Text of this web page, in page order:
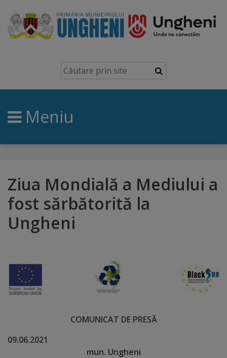
Ungheni
Prezentare
generală
Simbolurile
brand
Orașe
înfrățite
de
Deținători
Meniu
Ziua Mondială a Mediului a
fost sărbătorită la
Ungheni
COMUNICAT DE PRESĂ
mun. Ungheni